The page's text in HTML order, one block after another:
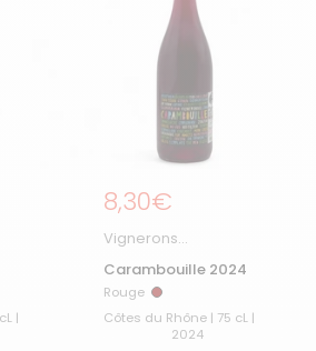
Côtes du Rhône | 75 cL |
Prix régulier
8,30€
Vignerons
Carambouille 2024
Rouge Rouge
Côtes du Rhône | 75 cL |
2024